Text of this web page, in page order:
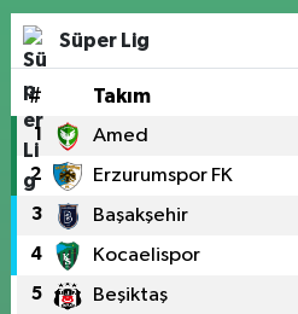
Süper Lig
# Takım
1 Amed
2 Erzurumspor FK
3 Başakşehir
4 Kocaelispor
5 Beşiktaş